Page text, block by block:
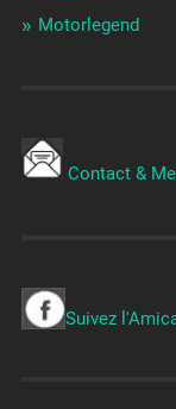
Motorlegend
Contact &
Suivez